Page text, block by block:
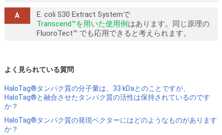
E. coli S30 Extract Systemで
Transcend™を用いた使用例はあります。同じ原理の
FluoroTect™ でも応用できると考えられます。
よく見られている質問
HaloTag®タンパク質の分子量は、33 kDaとのことですが、
HaloTag®と融合させたタンパク質の活性は保持されているのです
か？
HaloTag®タンパク質の発現ベクターにはどのようなものがあります
か？